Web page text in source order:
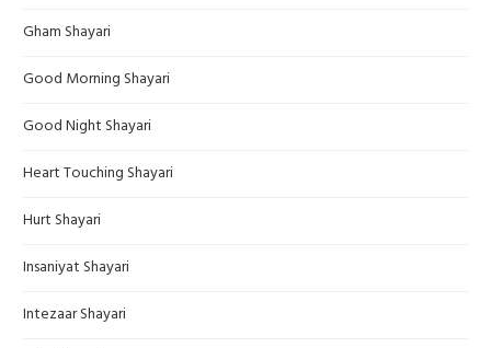
Gham Shayari
Good Morning Shayari
Good Night Shayari
Heart Touching Shayari
Hurt Shayari
Insaniyat Shayari
Intezaar Shayari